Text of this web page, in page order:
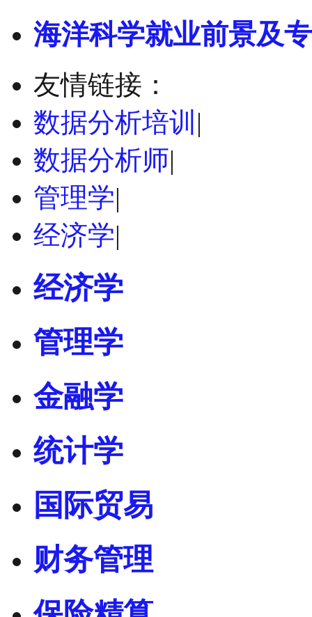
海洋科学就业前景及
友情链接：
数据分析培训 |
数据分析师|
管理学|
经济学|
经济学
管理学
金融学
统计学
国际贸易
财务管理